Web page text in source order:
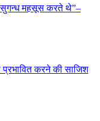
सुगन्ध महसूस करते थे”–
करने की साजिश